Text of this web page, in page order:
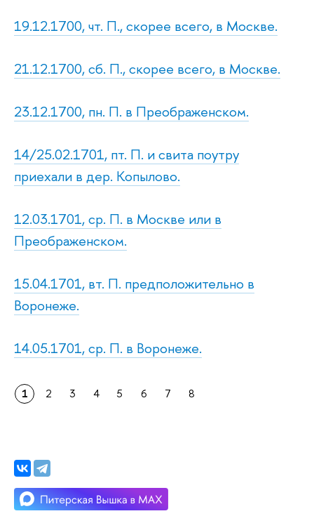
19.12.1700, чт. П., скорее всего, в Москве.
21.12.1700, сб. П., скорее всего, в Москве.
23.12.1700, пн. П. в Преображенском.
14/25.02.1701, пт. П. и свита поутру
приехали в дер. Копылово.
12.03.1701, ср. П. в Москве или в
Преображенском.
15.04.1701, вт. П. предположительно в
Воронеже.
14.05.1701, ср. П. в Воронеже.
1 2 3 4 5 6 7 8